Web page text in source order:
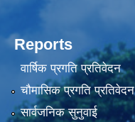
Reports
वार्षिक प्रगति प्रतिवेदन
चौमासिक प्रगति प्रतिवेदन
सार्वजनिक सुनुवाई